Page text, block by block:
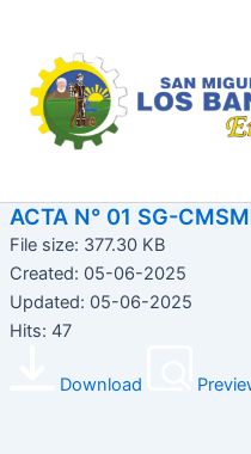
contenido
ACTA N° 01 SG-
File size: 377.30 KB
Created: 05-06-2025
Updated: 05-06-2025
Hits: 47
Download